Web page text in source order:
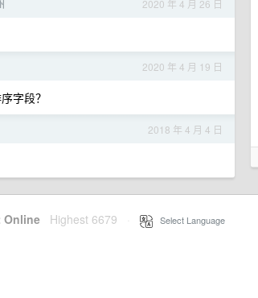
2020 年 4 月 26 日
2020 年 4 月 19 日
字段？
2018 年 4 月 4 日
Online Highest 6679 Select Language